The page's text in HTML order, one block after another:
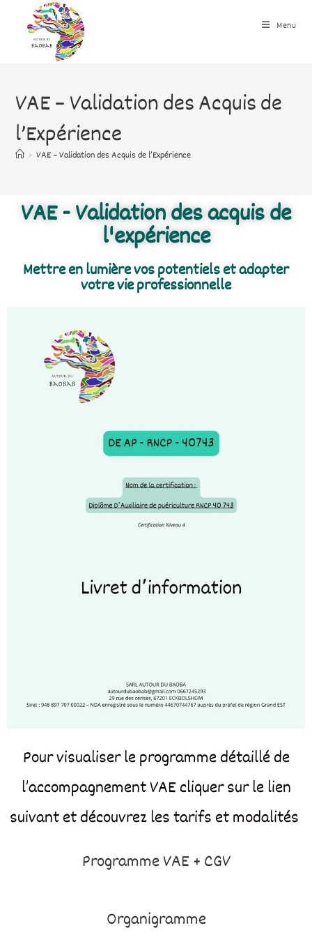
Menu
VAE – Validation des Acquis de
l’Expérience
> VAE – Validation des Acquis de l’Expérience
VAE - Validation des acquis de
l'expérience
Mettre en lumière vos potentiels et adapter
votre vie professionnelle
Pour visualiser le programme détaillé de
l’accompagnement VAE cliquer sur le lien
suivant et découvrez les tarifs et modalités
Programme VAE + CGV
Organigramme